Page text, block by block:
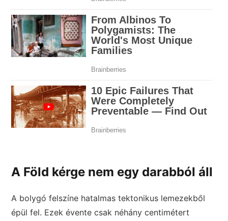
A Föld kérge nem egy darabból áll
A bolygó felszíne hatalmas tektonikus lemezekből
épül fel. Ezek évente csak néhány centimétert